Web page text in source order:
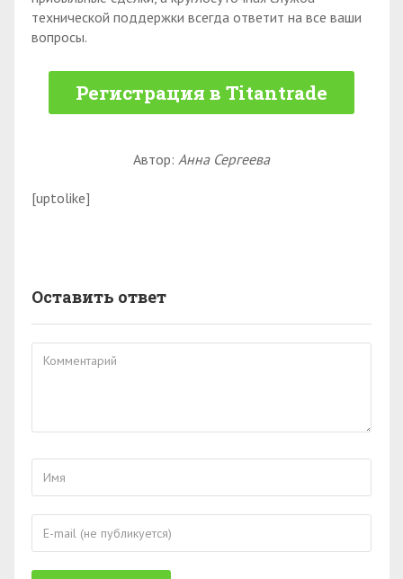
технической поддержки всегда ответит на все ваши
вопросы.
Регистрация в Titantrade
Автор: Анна Сергеева
[uptolike]
Оставить ответ